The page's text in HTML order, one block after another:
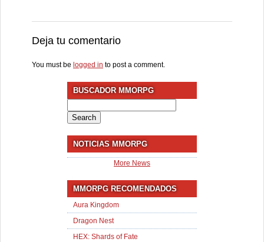
Deja tu comentario
You must be logged in to post a comment.
BUSCADOR MMORPG
for:
NOTICIAS MMORPG
More News
MMORPG RECOMENDADOS
Aura Kingdom
Dragon Nest
HEX: Shards of Fate